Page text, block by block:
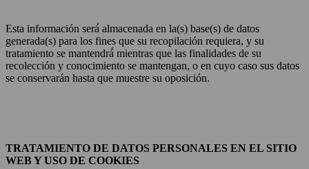
Esta información será́ almacenada en la(s) base(s) de datos
generada(s) para los fines que su recopilación requiera, y su
tratamiento se mantendrá́ mientras que las finalidades de su
recolección y conocimiento se mantengan, o en cuyo caso sus datos
se conservarán hasta que muestre su oposición.
TRATAMIENTO DE DATOS PERSONALES EN EL SITIO
WEB Y USO DE COOKIES